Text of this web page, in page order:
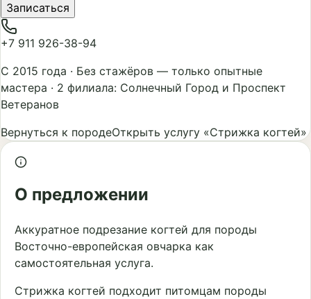
Записаться
+7 911 926-38-94
С 2015 года · Без стажёров — только опытные
мастера · 2 филиала: Солнечный Город и Проспект
Ветеранов
Вернуться к породеОткрыть услугу «Стрижка когтей»
О предложении
Аккуратное подрезание когтей для породы
Восточно-европейская овчарка как
самостоятельная услуга.
Стрижка когтей подходит питомцам породы